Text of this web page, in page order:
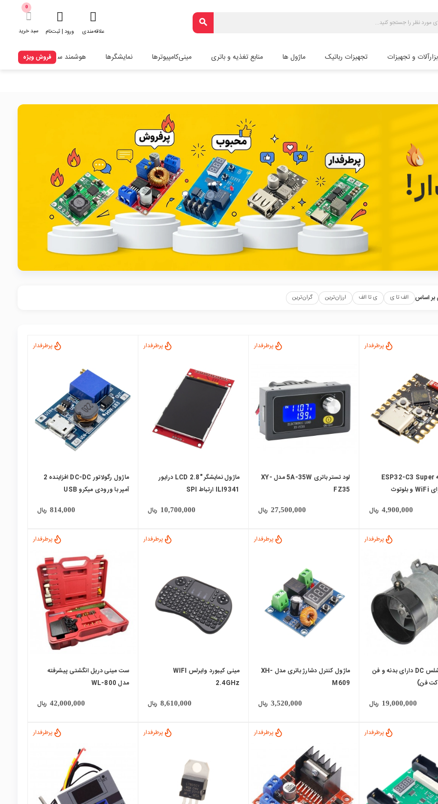
search
علاقه‌مندی ورود | ثبت‌نام
0
سبد خرید
و تجهیزات تجهیزات رباتیک ماژول ها منابع تغذیه و باتری مینی‌کامپیوترها نمایشگرها هوشمند سازیفروش ویژه
بر اساس الف تا ی ی تا الف ارزان‌ترین گران‌ترین
پرطرفدار
برد توسعه ESP32-C3 Super
4,900,000 ریال
پرطرفدار
لود تستر باتری 5A-35W مدل XY-
FZ35
27,500,000 ریال
پرطرفدار
ماژول نمایشگر "LCD 2.8 درایور
ILI9341 ارتباط SPI
10,700,000 ریال
پرطرفدار
ماژول رگولاتور DC-DC افزاینده 2
آمپر با ورودی میکرو USB
814,000 ریال
پرطرفدار
موتور براشلس DC دارای بدنه و فن
فن)
19,000,000 ریال
پرطرفدار
ماژول کنترل دشارژ باتری مدل XH-
M609
3,520,000 ریال
پرطرفدار
مینی کیبورد وایرلس WIFI
2.4GHz
8,610,000 ریال
پرطرفدار
ست مینی دریل انگشتی پیشرفته
مدل WL-800
42,000,000 ریال
پرطرفدار پرطرفدار پرطرفدار پرطرفدار